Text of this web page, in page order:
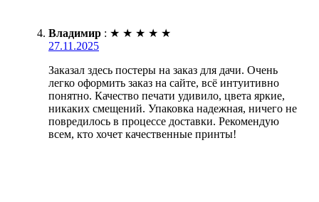
Владимир : ★ ★ ★ ★ ★
27.11.2025
Заказал здесь постеры на заказ для дачи. Очень
легко оформить заказ на сайте, всё интуитивно
понятно. Качество печати удивило, цвета яркие,
никаких смещений. Упаковка надежная, ничего не
повредилось в процессе доставки. Рекомендую
всем, кто хочет качественные принты!